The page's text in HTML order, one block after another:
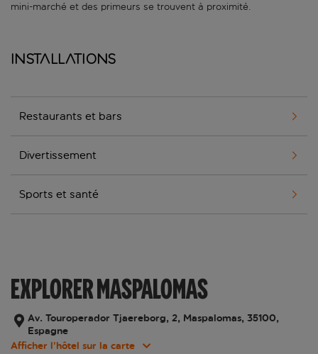
mini-marché et des primeurs se trouvent à proximité.
Installations
Restaurants et bars
Divertissement
Sports et santé
EXPLORER MASPALOMAS
Av. Touroperador Tjaereborg, 2, Maspalomas, 35100,
Espagne
Afficher l’hôtel sur la carte